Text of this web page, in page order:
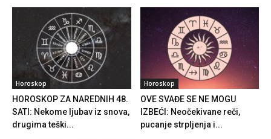
Horoskop
HOROSKOP ZA NAREDNIH 48.
SATI: Nekome ljubav iz snova,
drugima teški...
Horoskop
OVE SVAĐE SE NE MOGU
IZBEĆI: Neočekivane reči,
pucanje strpljenja i...